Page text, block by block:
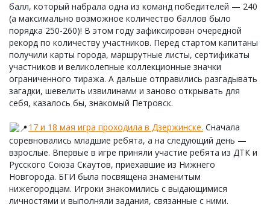
балл, который набрала одна из команд победителей — 240
(а максимально возможное количество баллов было
порядка 250-260)! В этом году зафиксирован очередной
рекорд по количеству участников. Перед стартом капитаны
получили карты города, маршрутные листы, сертификаты
участников и великолепные коллекционные значки
ограниченного тиража. А дальше отправились разгадывать
загадки, шевелить извилинами и заново открывать для
себя, казалось бы, знакомый Петровск.
17 и 18 мая игра проходила в Дзержинске. Сначала
соревновались младшие ребята, а на следующий день —
взрослые. Впервые в игре приняли участие ребята из ДТК и
Русского Союза Скаутов, приехавшие из Нижнего
Новгорода. БГИ была посвящена знаменитым
нижегородцам. Игроки знакомились с выдающимися
личностями и выполняли задания, связанные с ними.